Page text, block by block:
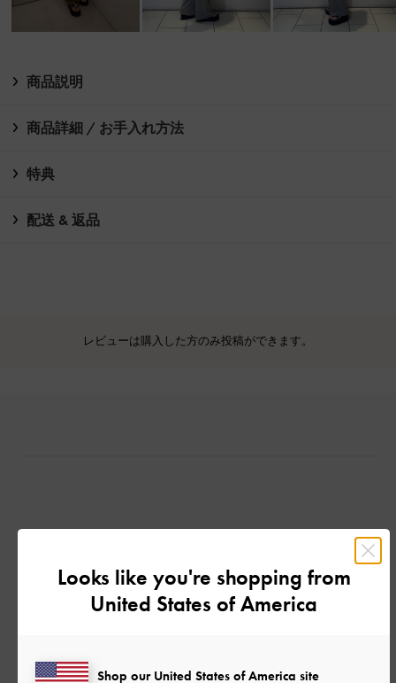
商品説明
商品詳細 / お手入れ方法
特典
配送 & 返品
レビューは購入した方のみ投稿ができます。
Looks like you're shopping from
United States of America
Shop our United States of America site